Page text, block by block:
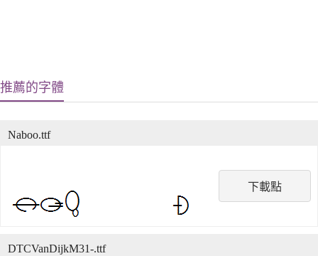
推薦的字體
下載點
Naboo.ttf
DTCVanDijkM31-.ttf